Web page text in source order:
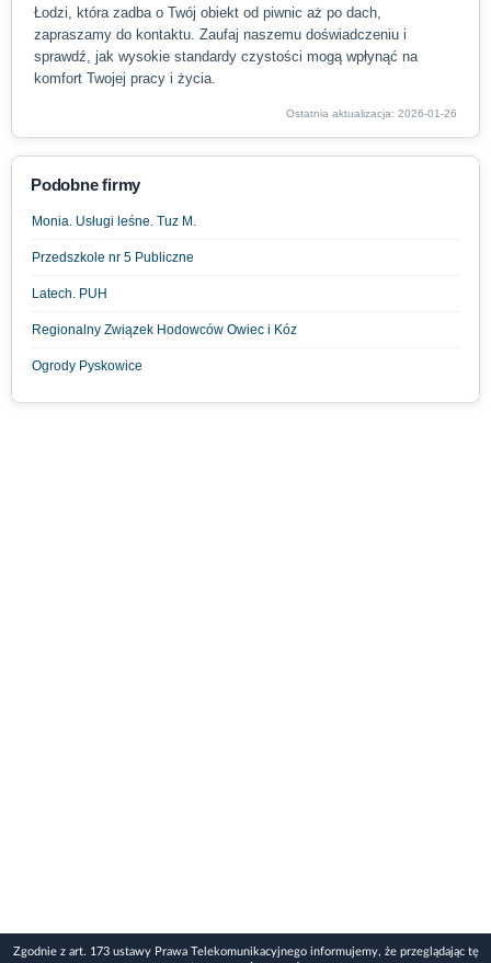
Łodzi, która zadba o Twój obiekt od piwnic aż po dach,
zapraszamy do kontaktu. Zaufaj naszemu doświadczeniu i
sprawdź, jak wysokie standardy czystości mogą wpłynąć na
komfort Twojej pracy i życia.
Ostatnia aktualizacja: 2026-01-26
Podobne firmy
Monia. Usługi leśne. Tuz M.
Przedszkole nr 5 Publiczne
Latech. PUH
Regionalny Związek Hodowców Owiec i Kóz
Ogrody Pyskowice
Zgodnie z art. 173 ustawy Prawa Telekomunikacyjnego informujemy, że przeglądając tę